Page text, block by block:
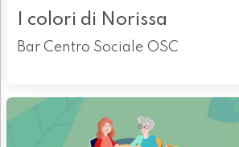
I colori di Norissa
Bar Centro Sociale OSC